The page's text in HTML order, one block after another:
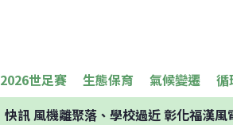
2026世足賽 生態保育 氣候變遷 循
快訊風機離聚落、學校過近 彰化福漢